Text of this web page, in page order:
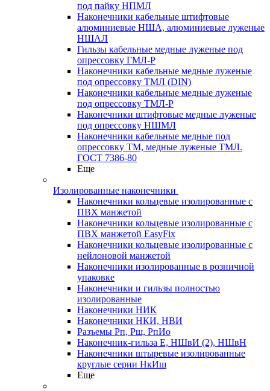
под пайку НПМЛ
Наконечники кабельные штифтовые
алюминиевые НША, алюминиевые луженые
НШАЛ
Гильзы кабельные медные луженые под
опрессовку ГМЛ-Р
Наконечники кабельные медные луженые
под опрессовку ТМЛ (DIN)
Наконечники кабельные медные луженые
под опрессовку ТМЛ-Р
Наконечники штифтовые медные луженые
под опрессовку НШМЛ
Наконечники кабельные медные под
опрессовку ТМ, медные луженые ТМЛ.
ГОСТ 7386-80
Еще
Изолированные наконечники
Наконечники кольцевые изолированные с
ПВХ манжетой
Наконечники кольцевые изолированные с
ПВХ манжетой EasyFix
Наконечники кольцевые изолированные с
нейлоновой манжетой
Наконечники изолированные в розничной
упаковке
Наконечники и гильзы полностью
изолированные
Наконечники НИК
Наконечники НКИ, НВИ
Разъемы Рп, Рш, РпИо
Наконечник-гильза Е, НШвИ (2), НШвН
Наконечники штыревые изолированные
круглые серии НкИш
Еще